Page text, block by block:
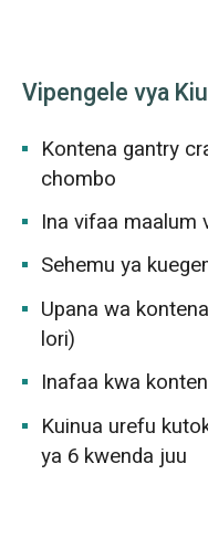
Vipengele vya
Kontena gantry
chombo
Ina vifaa maalum
Sehemu ya
Upana wa
lori)
Inafaa kwa
Kuinua urefu
ya 6 kwenda juu